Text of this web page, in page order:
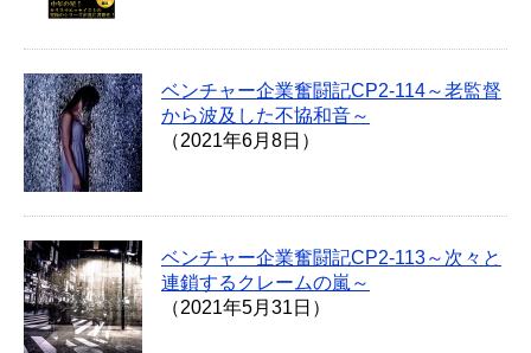
ベンチャー企業奮闘記CP2-114～老監督
から波及した不協和音～
（2021年6月8日）
ベンチャー企業奮闘記CP2-113～次々と
連鎖するクレームの嵐～
（2021年5月31日）